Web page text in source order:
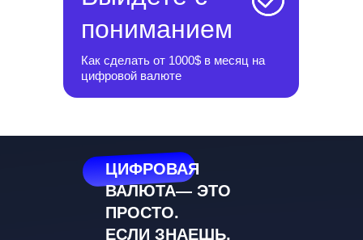
пониманием
Как сделать от 1000$ в месяц на
цифровой валюте
ЦИФРОВАЯ
ВАЛЮТА— ЭТО
ПРОСТО.
ЕСЛИ ЗНАЕШЬ,